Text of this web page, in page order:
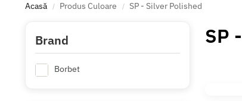
Acasă / Produs Culoare / SP - Silver Polished
SP
Brand
Borbet